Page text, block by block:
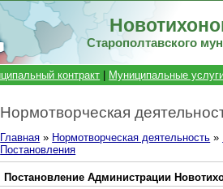
Старополтавского
контракт Муниципальные
Нормотворческая
Главная » Нормотворческая деятельность »
Постановления
Постановление Администрации